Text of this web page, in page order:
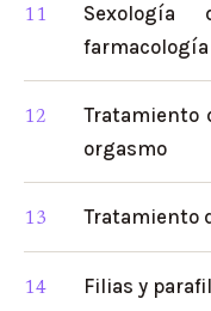
farmacología
Tratamiento
orgasmo
Tratamiento
Filias y